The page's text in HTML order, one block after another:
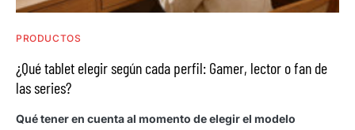
PRODUCTOS
¿Qué tablet elegir según cada perfil: Gamer, lector o fan de
las series?
Qué tener en cuenta al momento de elegir el modelo